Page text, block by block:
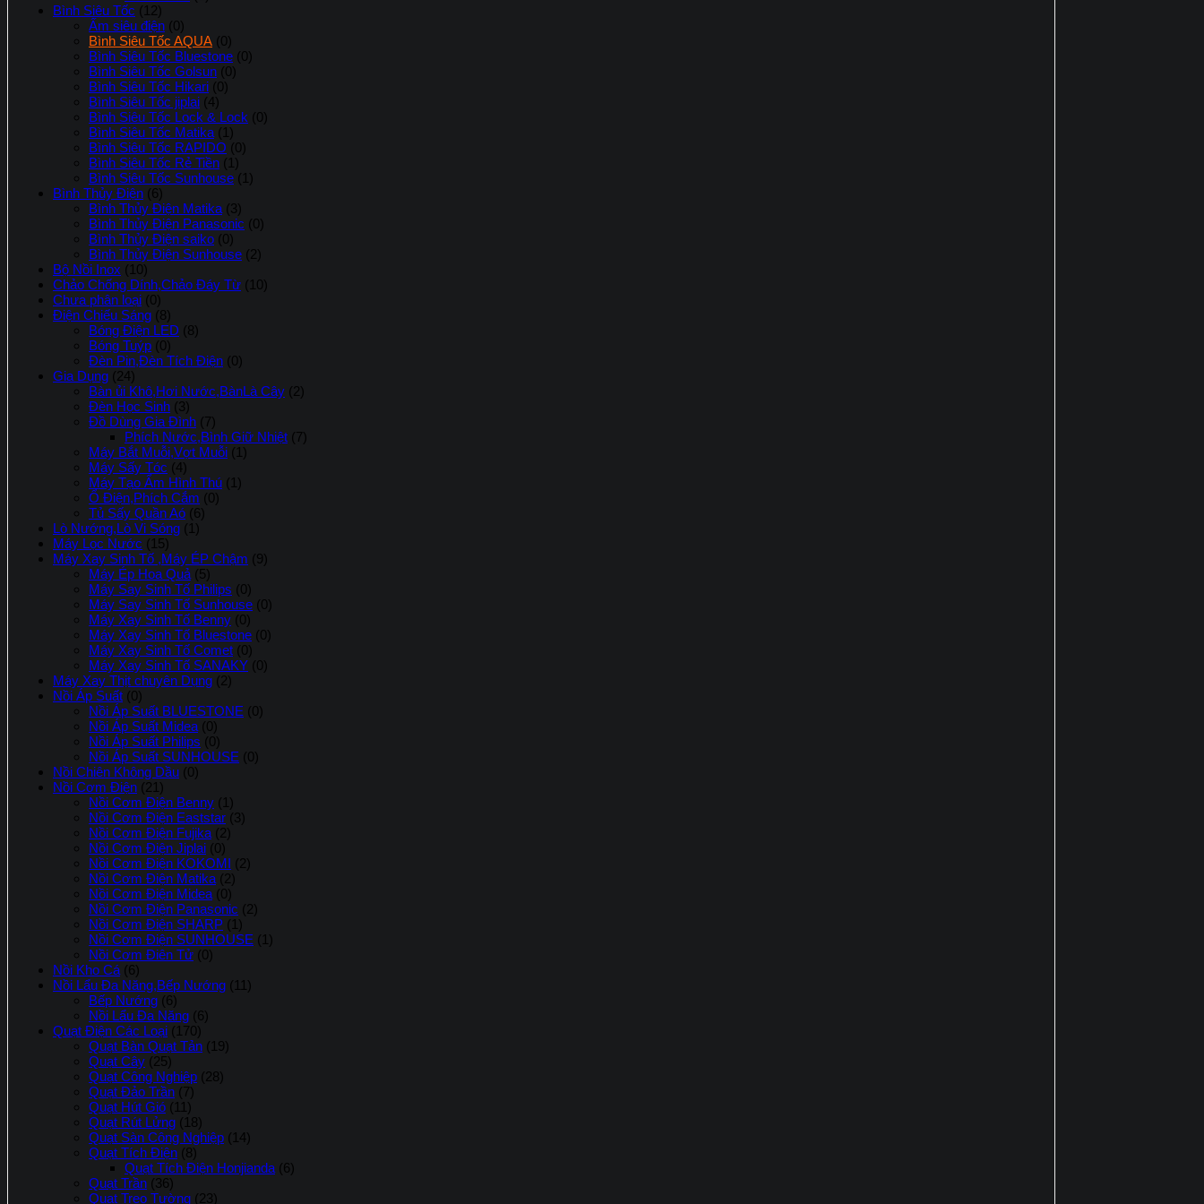
Bình Siêu Tốc (12)
Ấm siêu điện (0)
Bình Siêu Tốc AQUA (0)
Bình Siêu Tốc Bluestone (0)
Bình Siêu Tốc Golsun (0)
Bình Siêu Tốc Hikari (0)
Bình Siêu Tốc jiplai (4)
Bình Siêu Tốc Lock & Lock (0)
Bình Siêu Tốc Matika (1)
Bình Siêu Tốc RAPIDO (0)
Bình Siêu Tốc Rẻ Tiền (1)
Bình Siêu Tốc Sunhouse (1)
Bình Thủy Điện (6)
Bình Thủy Điện Matika (3)
Bình Thủy Điện Panasonic (0)
Bình Thủy Điện saiko (0)
Bình Thủy Điện Sunhouse (2)
Bộ Nồi Inox (10)
Chảo Chống Dính,Chảo Đáy Từ (10)
Chưa phân loại (0)
Điện Chiếu Sáng (8)
Bóng Điện LED (8)
Bóng Tuýp (0)
Đèn Pin,Đèn Tích Điện (0)
Gia Dụng (24)
Bàn ủi Khô,Hơi Nước,BànLà Cây (2)
Đèn Học Sinh (3)
Đồ Dùng Gia Đình (7)
Phích Nước,Bình Giữ Nhiệt (7)
Máy Bắt Muỗi,Vợt Muỗi (1)
Máy Sấy Tóc (4)
Máy Tạo Ẩm Hình Thú (1)
Ổ Điện,Phích Cắm (0)
Tủ Sấy Quần Aó (6)
Lò Nướng,Lò Vi Sóng (1)
Máy Lọc Nước (15)
Máy Xay Sinh Tố ,Máy ÉP Chậm (9)
Máy Ép Hoa Quả (5)
Máy Say Sinh Tố Philips (0)
Máy Say Sinh Tố Sunhouse (0)
Máy Xay Sinh Tố Benny (0)
Máy Xay Sinh Tố Bluestone (0)
Máy Xay Sinh Tố Comet (0)
Máy Xay Sinh Tố SANAKY (0)
Máy Xay Thịt chuyên Dụng (2)
Nồi Áp Suất (0)
Nồi Áp Suất BLUESTONE (0)
Nồi Áp Suất Midea (0)
Nồi Áp Suất Philips (0)
Nồi Áp Suất SUNHOUSE (0)
Nồi Chiên Không Dầu (0)
Nồi Cơm Điện (21)
Nồi Cơm Điện Benny (1)
Nồi Cơm Điện Eaststar (3)
Nồi Cơm Điện Fujika (2)
Nồi Cơm Điện Jiplai (0)
Nồi Cơm Điện KOKOMI (2)
Nồi Cơm Điện Matika (2)
Nồi Cơm Điện Midea (0)
Nồi Cơm Điện Panasonic (2)
Nồi Cơm Điện SHARP (1)
Nồi Cơm Điện SUNHOUSE (1)
Nồi Cơm Điên Tử (0)
Nồi Kho Cá (6)
Nồi Lẩu Đa Năng,Bếp Nướng (11)
Bếp Nướng (6)
Nồi Lẩu Đa Năng (6)
Quạt Điện Các Loại (170)
Quạt Bàn Quạt Tản (19)
Quạt Cây (25)
Quạt Công Nghiệp (28)
Quạt Đảo Trần (7)
Quạt Hút Gió (11)
Quạt Rút Lửng (18)
Quạt Sàn Công Nghiệp (14)
Quạt Tích Điện (8)
Quạt Tích Điện Honjianda (6)
Quạt Trần (36)
Quạt Treo Tường (23)